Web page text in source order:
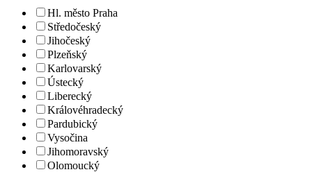
Hl. město Praha
Středočeský
Jihočeský
Plzeňský
Karlovarský
Ústecký
Liberecký
Královéhradecký
Pardubický
Vysočina
Jihomoravský
Olomoucký